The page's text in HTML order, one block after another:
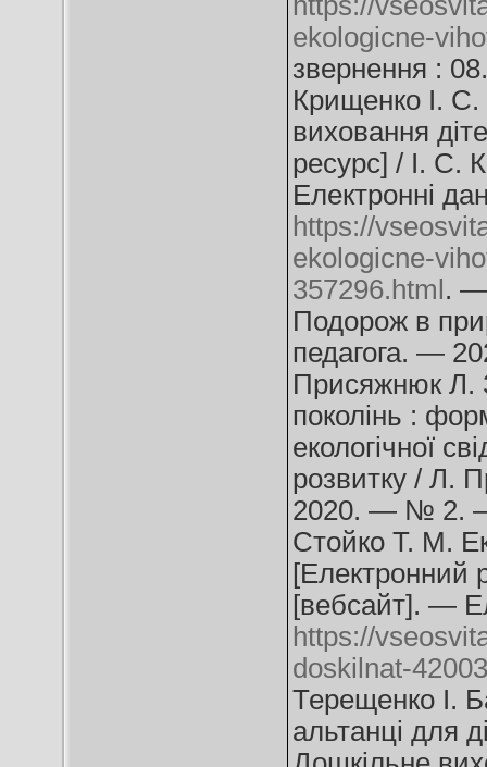
ekologicne-
звернення :
Крищенко І. С.
виховання
ресурс] / І. С.
Електронні
https://
ekologicne-
357296.html . —
Подорож в
педагога. —
Присяжнюк Л.
поколінь :
екологічної
розвитку / Л.
2020. — № 2.
Стойко Т. М.
[Електронний
[вебсайт]. —
https://
doskilnat-
Терещенко І.
альтанці для